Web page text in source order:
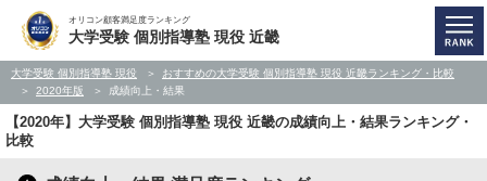
オリコン顧客満足度ランキング
大学受験 個別指導塾 現役 近畿
大学受験 個別指導塾 現役
おすすめの大学受験 個別指導塾 現役 近畿ランキング・比較
2020年版
成績向上・結果
【2020年】大学受験 個別指導塾 現役 近畿の成績向上・結果ランキング・
比較